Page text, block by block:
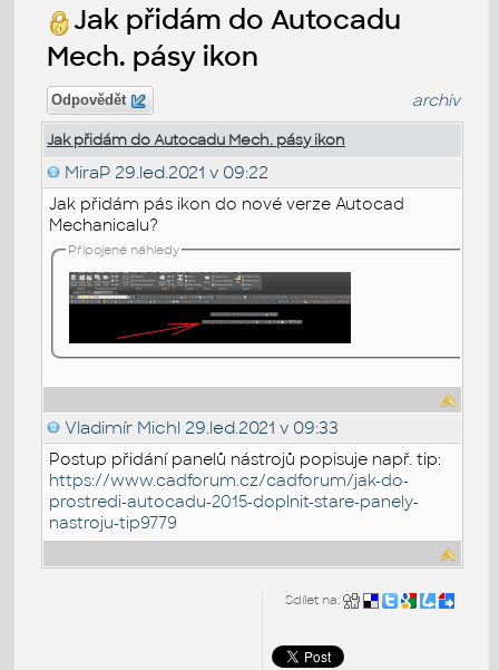
Jak přidám do Autocadu
Mech. pásy ikon
Odpovědět archiv
Jak přidám do Autocadu Mech. pásy ikon
MiraP 29.led.2021 v 09:22
Jak přidám pás ikon do nové verze Autocad
Mechanicalu?
Připojené náhledy
Vladimír Michl 29.led.2021 v 09:33
Postup přidání panelů nástrojů popisuje např. tip:
https://www.cadforum.cz/cadforum/jak-do-
prostredi-autocadu-2015-doplnit-stare-panely-
nastroju-tip9779
Sdílet na: